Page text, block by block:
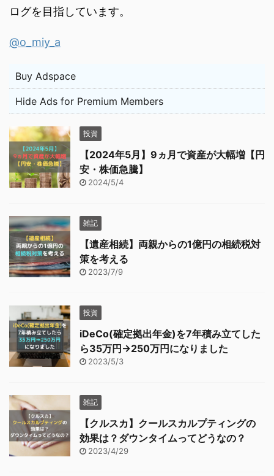
ログを目指しています。
@o_miy_a
Buy Adspace
Hide Ads for Premium Members
投資
【2024年5月】9ヵ月で資産が大幅増【円
安・株価急騰】
2024/5/4
雑記
【遺産相続】両親からの1億円の相続税対
策を考える
2023/7/9
投資
iDeCo(確定拠出年金)を7年積み立てした
ら35万円→250万円になりました
2023/5/3
雑記
【クルスカ】クールスカルプティングの
効果は？ダウンタイムってどうなの？
2023/4/29